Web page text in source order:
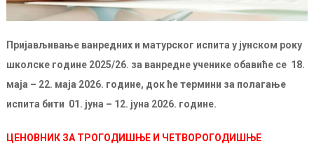
Пријављивање ванредних и матурског испита у јунском року
школске године 2025/26. за ванредне ученике обавиће се 18.
маја – 22. маја 2026. године, док ће термини за полагање
испита бити 01. јуна – 12. јуна 2026. године.
ЦЕНОВНИК ЗА ТРОГОДИШЊЕ И ЧЕТВОРОГОДИШЊЕ